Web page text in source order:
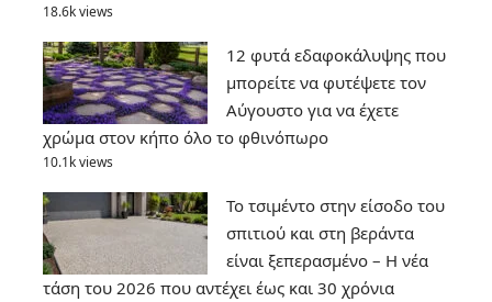
18.6k views
12 φυτά εδαφοκάλυψης που
μπορείτε να φυτέψετε τον
Αύγουστο για να έχετε
χρώμα στον κήπο όλο το φθινόπωρο
10.1k views
Το τσιμέντο στην είσοδο του
σπιτιού και στη βεράντα
είναι ξεπερασμένο – Η νέα
τάση του 2026 που αντέχει έως και 30 χρόνια